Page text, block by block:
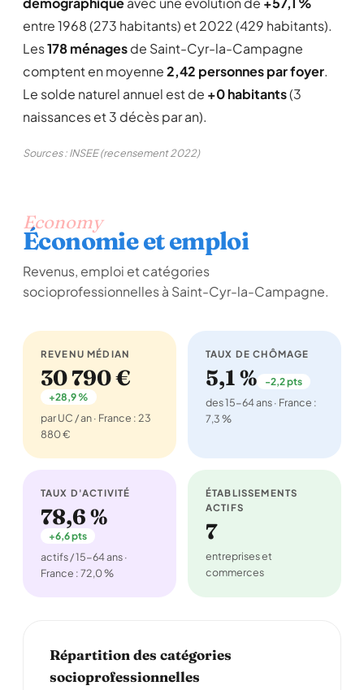
entre 1968 (273 habitants) et 2022 (429 habitants).
Les178 ménagesde Saint-Cyr-la-Campagne
comptent en moyenne2,42 personnes par foyer.
Le solde naturel annuel est de +0 habitants(3
naissances et 3 décès par an).
Sources : INSEE (recensement 2022)
Economy
Économie et emploi
Revenus, emploi et catégories
socioprofessionnelles à Saint-Cyr-la-Campagne.
REVENU MÉDIAN
30 790 €
+28,9 %
par UC / an · France : 23
880 €
TAUX DE CHÔMAGE
5,1 % -2,2 pts
des 15-64 ans · France :
7,3 %
TAUX D'ACTIVITÉ
78,6 %
+6,6 pts
actifs / 15-64 ans ·
France : 72,0 %
ÉTABLISSEMENTS
ACTIFS
7
entreprises et
commerces
Répartition des catégories
socioprofessionnelles